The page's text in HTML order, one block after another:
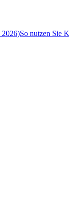
2026)So nutzen Sie